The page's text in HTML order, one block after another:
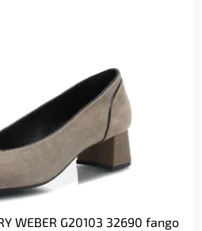
WEBER G20103 32690 fango